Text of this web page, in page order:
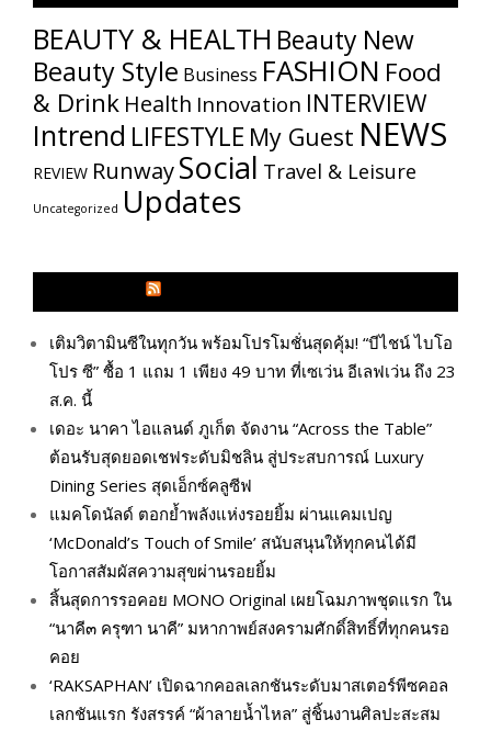
BEAUTY & HEALTH Beauty New
Beauty Style Business FASHION Food
& Drink Health Innovation INTERVIEW
Intrend LIFESTYLE My​ Guest NEWS
REVIEW RunwaySocial Travel & Leisure
Uncategorized Updates
เติมวิตามินซีในทุกวัน พร้อมโปรโมชั่นสุดคุ้ม! “บีไชน์ ไบโอ
โปร ซี” ซื้อ 1 แถม 1 เพียง 49 บาท ที่เซเว่น อีเลฟเว่น ถึง 23
ส.ค. นี้
เดอะ นาคา ไอแลนด์ ภูเก็ต จัดงาน “Across the Table”
ต้อนรับสุดยอดเชฟระดับมิชลิน สู่ประสบการณ์ Luxury
Dining Series สุดเอ็กซ์คลูซีฟ
แมคโดนัลด์ ตอกย้ำพลังแห่งรอยยิ้ม ผ่านแคมเปญ
‘McDonald’s Touch of Smile’ สนับสนุนให้ทุกคนได้มี
โอกาสสัมผัสความสุขผ่านรอยยิ้ม
สิ้นสุดการรอคอย MONO Original เผยโฉมภาพชุดแรก ใน
“นาคี๓ ครุฑา นาคี” มหากาพย์สงครามศักดิ์สิทธิ์ที่ทุกคนรอ
คอย
‘RAKSAPHAN’ เปิดฉากคอลเลกชันระดับมาสเตอร์พีซคอล
เลกชันแรก รังสรรค์ “ผ้าลายน้ำไหล” สู่ชิ้นงานศิลปะสะสม